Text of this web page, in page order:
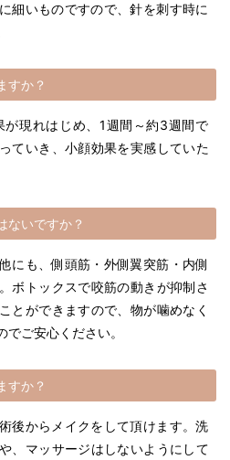
細いものですので、針を刺す時に
すか？
現れはじめ、1週間～約3週間で
ていき、小顔効果を実感していた
ないですか？
にも、側頭筋・外側翼突筋・内側
ボトックスで咬筋の動きが抑制さ
とができますので、物が噛めなく
ご安心ください。
すか？
後からメイクをして頂けます。洗
、マッサージはしないようにして